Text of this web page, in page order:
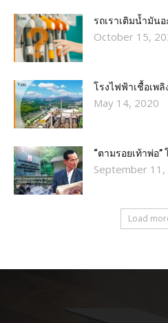
รถเราเติมน้ำมันอ
October 15,
โรงไฟฟ้าเชื้อเพ
May 14, 2020
“ตามรอยเท้าพ่อ
September 11,
Load